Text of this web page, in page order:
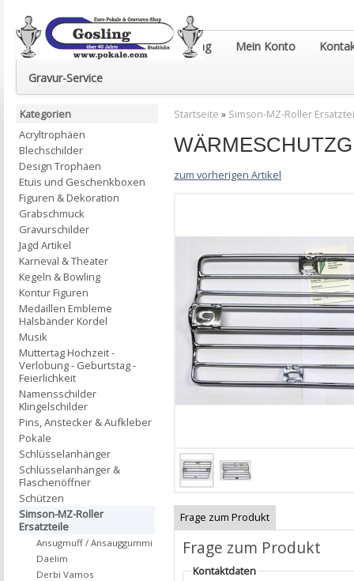
Euro-Pokale & Gravur-Shop Gosling Mein Konto
Gravur-Service
Startseite » Simson-MZ-Roller
zum vorherigen Artikel
Frage zum Produkt
Frage zum Produkt
Kontaktdaten
Kategorien
Acryltrophäen
Blechschilder
Design Trophäen
Etuis und Geschenkboxen
Figuren & Dekoration
Grabschmuck
Gravurschilder
Jagd Artikel
Karneval & Theater
Kegeln & Bowling
Kontur Figuren
Medaillen Embleme
Halsbänder Kordel
Musik
Muttertag Hochzeit -
Verlobung - Geburtstag -
Feierlichkeit
Namensschilder
Klingelschilder
Pins, Anstecker & Aufkleber
Pokale
Schlüsselanhänger
Schlüsselanhänger &
Flaschenöffner
Schützen
Simson-MZ-Roller
Ersatzteile
Ansugmuff / Ansauggummi
Daelim
Derbi Vamos